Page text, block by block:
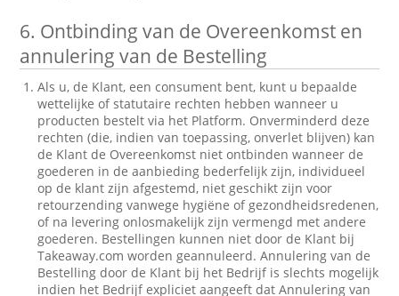
6. Ontbinding van de Overeenkomst en
annulering van de Bestelling
Als u, de Klant, een consument bent, kunt u bepaalde
wettelijke of statutaire rechten hebben wanneer u
producten bestelt via het Platform. Onverminderd deze
rechten (die, indien van toepassing, onverlet blijven) kan
de Klant de Overeenkomst niet ontbinden wanneer de
goederen in de aanbieding bederfelijk zijn, individueel
op de klant zijn afgestemd, niet geschikt zijn voor
retourzending vanwege hygiëne of gezondheidsredenen,
of na levering onlosmakelijk zijn vermengd met andere
goederen. Bestellingen kunnen niet door de Klant bij
Takeaway.com worden geannuleerd. Annulering van de
Bestelling door de Klant bij het Bedrijf is slechts mogelijk
indien het Bedrijf expliciet aangeeft dat Annulering van